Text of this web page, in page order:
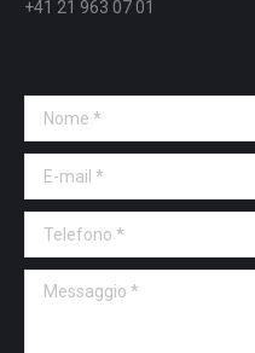
+41 21 963 07 01
Nome *
E-mail *
Telefono *
Messaggio *